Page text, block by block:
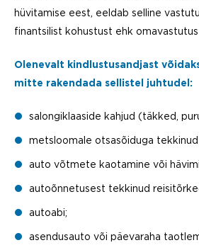
hüvitamise eest, eeldab selline
finantsilist kohustust ehk
Olenevalt kindlustusandjast
mitte rakendada sellistel juhtudel:
salongiklaaside kahjud (täkked,
metsloomale otsasõiduga tekkinud
auto võtmete kaotamine või
autoõnnetusest tekkinud
autoabi;
asendusauto või päevaraha